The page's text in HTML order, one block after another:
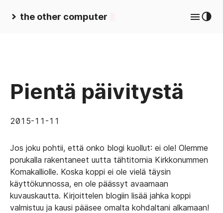
the other computer
Pientä päivitystä
2015-11-11
Jos joku pohtii, että onko blogi kuollut: ei ole! Olemme
porukalla rakentaneet uutta tähtitornia Kirkkonummen
Komakalliolle. Koska koppi ei ole vielä täysin
käyttökunnossa, en ole päässyt avaamaan
kuvauskautta. Kirjoittelen blogiin lisää jahka koppi
valmistuu ja kausi pääsee omalta kohdaltani alkamaan!